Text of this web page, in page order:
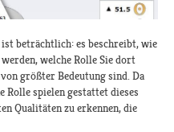
beträchtlich: es beschreibt, wie
werden, welche Rolle Sie dort
größter Bedeutung sind. Da
Rolle spielen gestattet dieses
Qualitäten zu erkennen, die